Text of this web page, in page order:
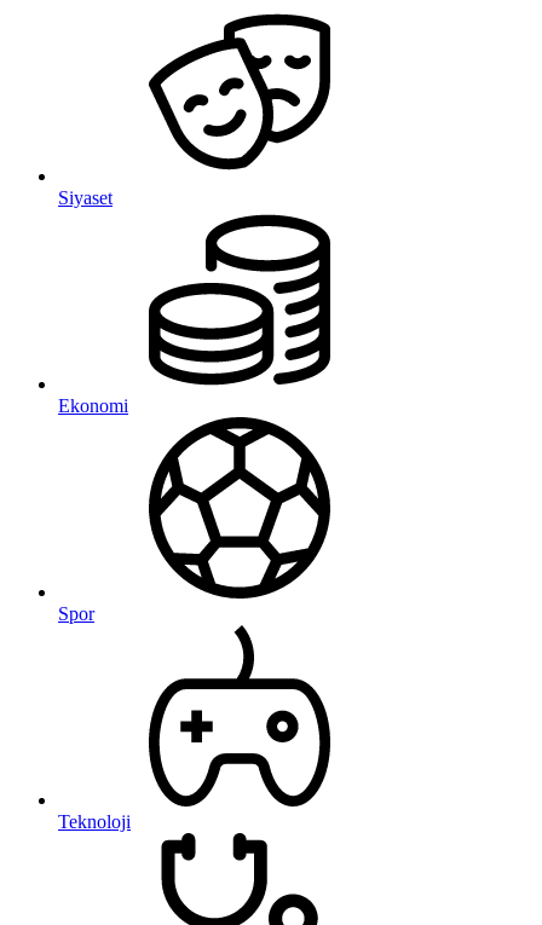
Siyaset
Ekonomi
Spor
Teknoloji